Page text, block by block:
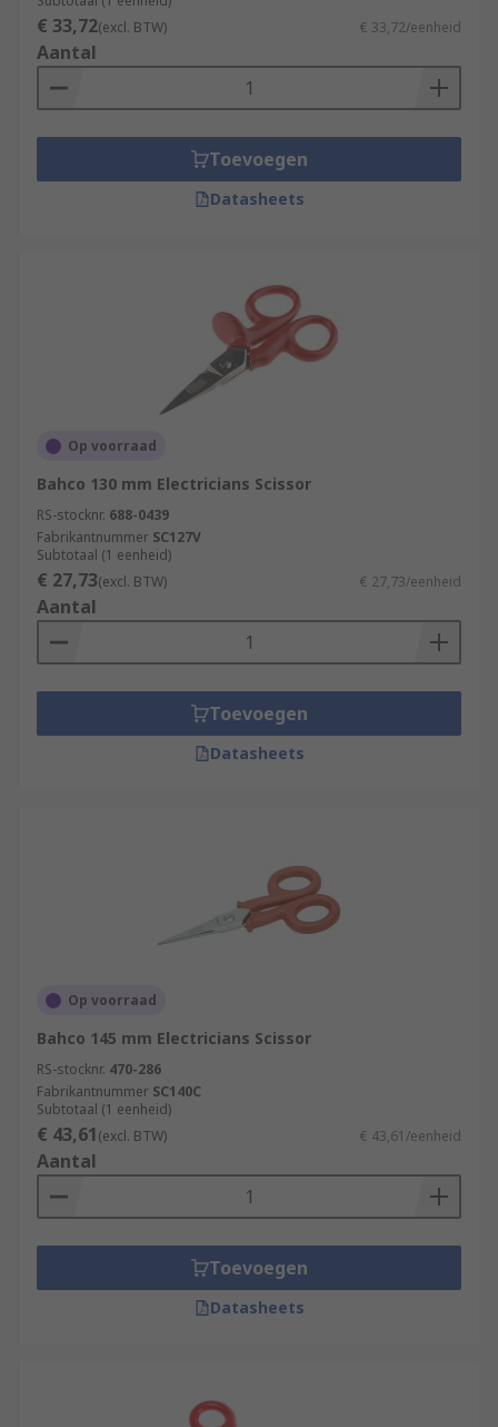
€ 33,72(excl. BTW) € 33,72/eenheid
Aantal
Toevoegen
Datasheets
Op voorraad
Bahco 130 mm Electricians Scissor
RS-stocknr. 688-0439
Fabrikantnummer SC127V
Subtotaal (1 eenheid)
€ 27,73(excl. BTW) € 27,73/eenheid
Aantal
Toevoegen
Datasheets
Op voorraad
Bahco 145 mm Electricians Scissor
RS-stocknr. 470-286
Fabrikantnummer SC140C
Subtotaal (1 eenheid)
€ 43,61(excl. BTW) € 43,61/eenheid
Aantal
Toevoegen
Datasheets